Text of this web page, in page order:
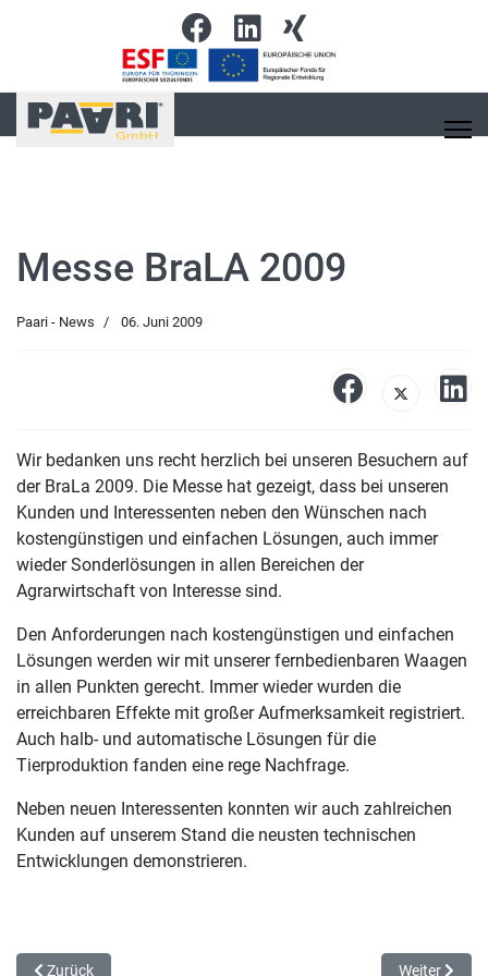
Messe BraLA 2009
Paari - News 06. Juni 2009
Wir bedanken uns recht herzlich bei unseren Besuchern auf
der BraLa 2009. Die Messe hat gezeigt, dass bei unseren
Kunden und Interessenten neben den Wünschen nach
kostengünstigen und einfachen Lösungen, auch immer
wieder Sonderlösungen in allen Bereichen der
Agrarwirtschaft von Interesse sind.
Den Anforderungen nach kostengünstigen und einfachen
Lösungen werden wir mit unserer fernbedienbaren Waagen
in allen Punkten gerecht. Immer wieder wurden die
erreichbaren Effekte mit großer Aufmerksamkeit registriert.
Auch halb- und automatische Lösungen für die
Tierproduktion fanden eine rege Nachfrage.
Neben neuen Interessenten konnten wir auch zahlreichen
Kunden auf unserem Stand die neusten technischen
Entwicklungen demonstrieren.
Vorheriger Beitrag: Halbjahresauswertung 2009
Zurück Nächster
Weiter